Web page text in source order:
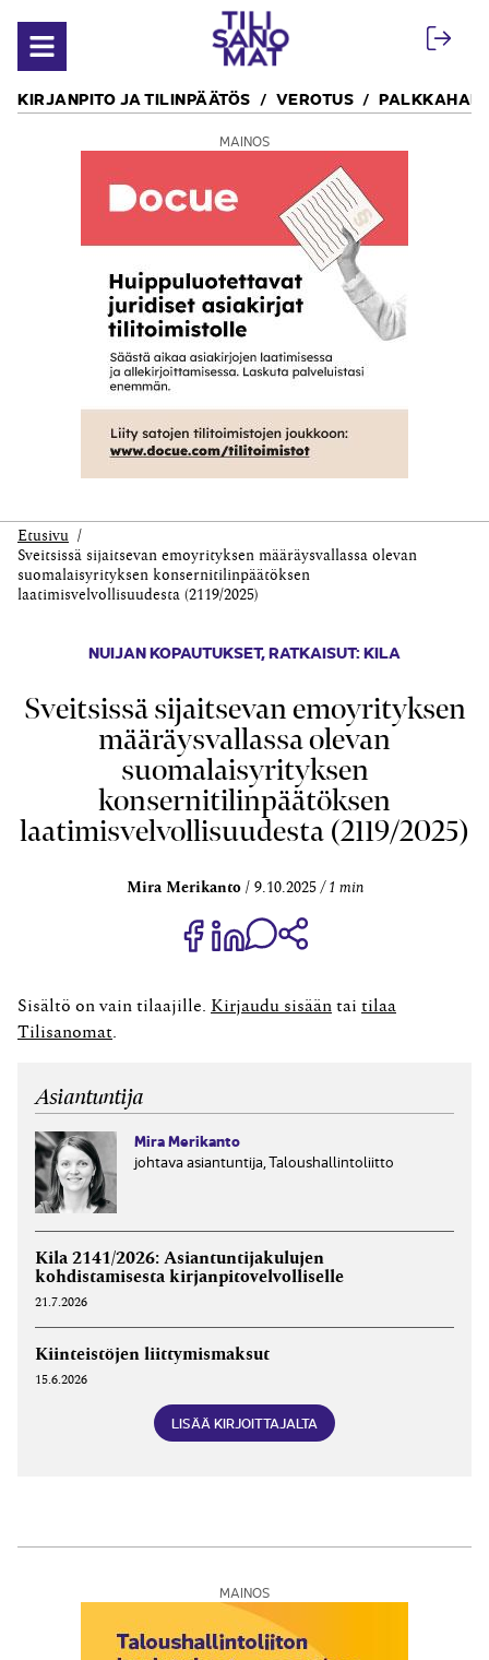
Avaa valikko
KIRJANPITO JA TILINPÄÄTÖS VEROTUS
MAINOS
Etusivu
Sveitsissä sijaitsevan emoyrityksen määräysvallassa olevan
suomalaisyrityksen konsernitilinpäätöksen
laatimisvelvollisuudesta (2119/2025)
NUIJAN KOPAUTUKSET,RATKAISUT: KILA
Sveitsissä sijaitsevan emoyrityksen
määräysvallassa olevan
suomalaisyrityksen
konsernitilinpäätöksen
laatimisvelvollisuudesta (2119/2025)
Mira Merikanto 9.10.2025 1 min
Jaa Share on Facebook
Jaa Share on LinkedIn
Jaa WhatsApp-viestinä
Sisältö on vain tilaajille. Kirjaudu sisään tai tilaa
Tilisanomat
Asiantuntija
Mira Merikanto
johtava asiantuntija, Taloushallintoliitto
Kila 2141/2026: Asiantuntijakulujen
kohdistamisesta kirjanpitovelvolliselle
21.7.2026
Kiinteistöjen liittymismaksut
15.6.2026
LISÄÄ KIRJOITTAJALTA
MAINOS